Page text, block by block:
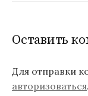
Оставить
Для отправки
авторизоваться.